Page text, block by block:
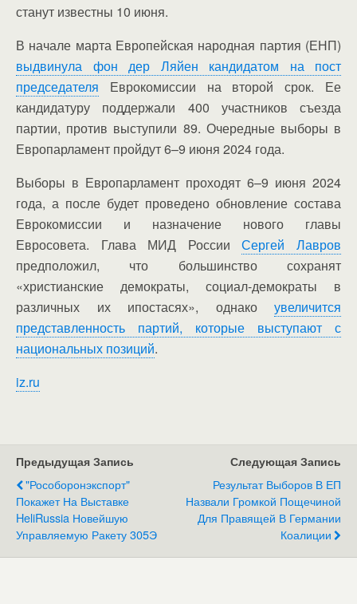
станут известны 10 июня.
В начале марта Европейская народная партия (ЕНП)
выдвинула фон дер Ляйен кандидатом на пост
председателя Еврокомиссии на второй срок. Ее
кандидатуру поддержали 400 участников съезда
партии, против выступили 89. Очередные выборы в
Европарламент пройдут 6–9 июня 2024 года.
Выборы в Европарламент проходят 6–9 июня 2024
года, а после будет проведено обновление состава
Еврокомиссии и назначение нового главы
Евросовета. Глава МИД РоссииСергей Лавров
предположил, что большинство сохранят
«христианские демократы, социал-демократы в
различных их ипостасях», однако увеличится
представленность партий, которые выступают с
национальных позиций.
iz.ru
Предыдущая Запись
"Рособоронэкспорт"
Покажет На Выставке
HeliRussia Новейшую
Управляемую Ракету 305Э
Следующая Запись
Результат Выборов В ЕП
Назвали Громкой Пощечиной
Для Правящей В Германии
Коалиции